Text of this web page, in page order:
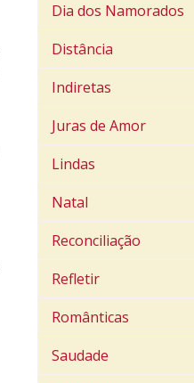
Dia dos Namorados
Distância
Indiretas
Juras de Amor
Lindas
Natal
Reconciliação
Refletir
Românticas
Saudade